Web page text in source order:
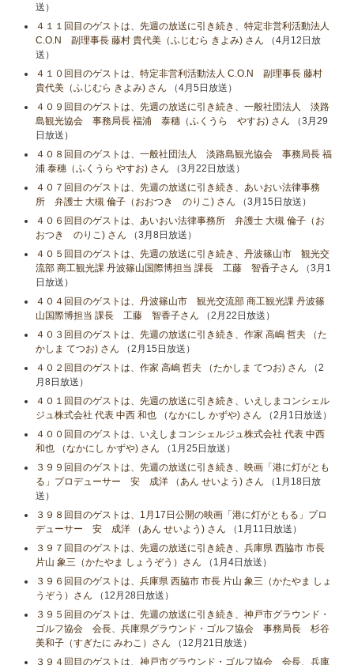
送）
４１１回目のゲストは、先週の放送に引き続き、特定非営利活動法人
C.O.N 副理事長 藤村 貴代美（ふじむら きよみ) さん （4月12日放
送）
４１０回目のゲストは、特定非営利活動法人 C.O.N 副理事長 藤村
貴代美（ふじむら きよみ) さん （4月5日放送）
４０９回目のゲストは、先週の放送に引き続き、一般社団法人 淡路
島観光協会 事務局長 福浦 泰穗（ふくうら やすお) さん （3月29
日放送）
４０８回目のゲストは、一般社団法人 淡路島観光協会 事務局長 福
浦 泰穗（ふくうら やすお) さん （3月22日放送）
４０７回目のゲストは、先週の放送に引き続き、あいおい法律事務
所 弁護士 大槻 倫子（おおつき のりこ) さん （3月15日放送）
４０６回目のゲストは、あいおい法律事務所 弁護士 大槻 倫子（お
おつき のりこ) さん （3月8日放送）
４０５回目のゲストは、先週の放送に引き続き、丹波篠山市 観光交
流部 商工観光課 丹波篠山国際博担当 課長 工藤 智香子さん （3月1
日放送）
４０４回目のゲストは、丹波篠山市 観光交流部 商工観光課 丹波篠
山国際博担当 課長 工藤 智香子さん （2月22日放送）
４０３回目のゲストは、先週の放送に引き続き、作家 高嶋 哲夫 （た
かしま てつお) さん （2月15日放送）
４０２回目のゲストは、作家 高嶋 哲夫 （たかしま てつお) さん （2
月8日放送）
４０１回目のゲストは、先週の放送に引き続き、いえしまコンシェル
ジュ株式会社 代表 中西 和也 （なかにし かずや) さん （2月1日放送）
４００回目のゲストは、いえしまコンシェルジュ株式会社 代表 中西
和也 （なかにし かずや) さん （1月25日放送）
３９９回目のゲストは、先週の放送に引き続き、映画「港に灯がとも
る」プロデューサー 安 成洋 （あん せいよう) さん （1月18日放
送）
３９８回目のゲストは、1月17日公開の映画「港に灯がともる」プロ
デューサー 安 成洋 （あん せいよう) さん （1月11日放送）
３９７回目のゲストは、先週の放送に引き続き、兵庫県 西脇市 市長
片山 象三（かたやま しょうぞう）さん （1月4日放送）
３９６回目のゲストは、兵庫県 西脇市 市長 片山 象三（かたやま しょ
うぞう）さん （12月28日放送）
３９５回目のゲストは、先週の放送に引き続き、神戸市グラウンド・
ゴルフ協会 会長、兵庫県グラウンド・ゴルフ協会 事務局長 杉谷
美和子（すぎたに みわこ）さん （12月21日放送）
３９４回目のゲストは、神戸市グラウンド・ゴルフ協会 会長、兵庫